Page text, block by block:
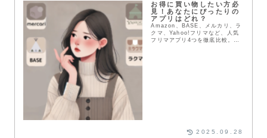
お得に買い物したい方必
見！あなたにぴったりの
アプリはどれ？
Amazon、BASE、メルカリ、ラ
クマ、Yahoo!フリマなど、人気
フリマアプリ4つを徹底比較。送
2025.09.28